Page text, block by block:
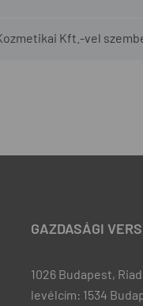
Kft.-vel
GAZDASÁGI
1026 Budapest,
levélcím: 1534